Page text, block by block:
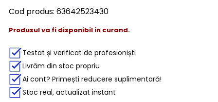
Cod produs: 63642523430
Produsul va fi disponibil in curand.
Testat și verificat de profesioniști
Livrăm din stoc propriu
Ai cont? Primești reducere suplimentară!
Stoc real, actualizat instant